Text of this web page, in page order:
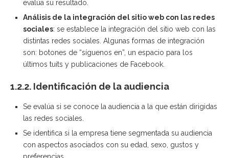
evalúa su resultado.
Análisis de la integración del sitio web con las redes
sociales: se establece la integración del sitio web con las
distintas redes sociales. Algunas formas de integración
son: botones de “síguenos en”, un espacio para los
últimos tuits y publicaciones de Facebook.
1.2.2. Identificación de la audiencia
Se evalúa si se conoce la audiencia a la que están dirigidas
las redes sociales.
Se identifica si la empresa tiene segmentada su audiencia
con aspectos asociados con su edad, sexo, gustos y
preferencias.